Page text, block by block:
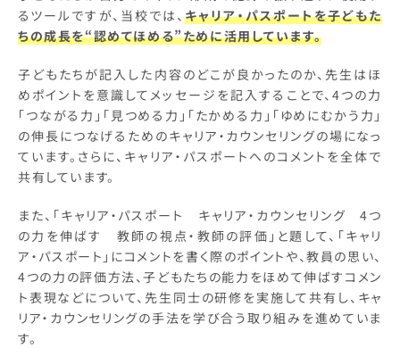
るツールですが、当校では、キャリア・パスポートを子どもた
ちの成長を“認めてほめる”ために活用しています。
子どもたちが記入した内容のどこが良かったのか、先生はほ
めポイントを意識してメッセージを記入することで、4つの力
「つながる力」「見つめる力」「たかめる力」「ゆめにむかう力」
の伸長につなげるためのキャリア・カウンセリングの場になっ
ています。さらに、キャリア・パスポートへのコメントを全体で
共有しています。
また、「キャリア・パスポート キャリア・カウンセリング 4つ
の力を伸ばす 教師の視点・教師の評価」と題して、「キャリ
ア・パスポート」にコメントを書く際のポイントや、教員の思い、
4つの力の評価方法、子どもたちの能力をほめて伸ばすコメン
ト表現などについて、先生同士の研修を実施して共有し、キャ
リア・カウンセリングの手法を学び合う取り組みを進めていま
す。